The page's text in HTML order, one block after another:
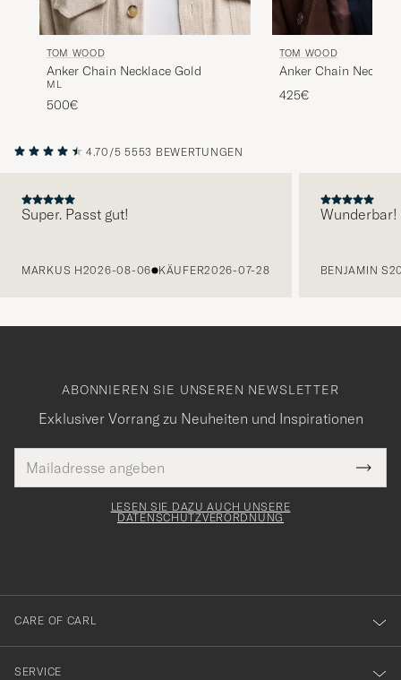
TOM WOOD
Anker Chain Necklace Gold
M L
500€
TOM WOOD
Anker Chain
425€
4.70/5 5553 BEWERTUNGEN
Super. Passt gut!
MARKUS H2026-08-06 KÄUFER2026-07-28
Wunderbar!
BENJAMIN S
ABONNIEREN SIE UNSEREN NEWSLETTER
Exklusiver Vorrang zu Neuheiten und Inspirationen
Mail
Adresse
Tack
för
dig
till
vårt
nyhetsbrev!
LESEN SIE DAZU AUCH UNSERE
DATENSCHUTZVERORDNUNG
CARE OF CARL
SERVICE